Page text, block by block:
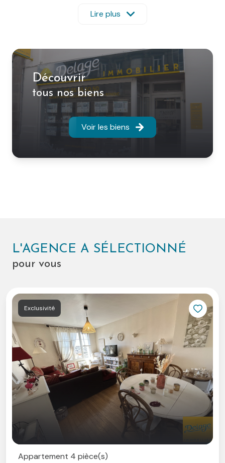
Découvrir
tous nos biens
Voir les biens
– Syndic de copropriétés
Venez découvrir nos annonces de ventes et de
locations à Limoges et ses alentours ; appartements
types studio, T1, T2, T3, T4, T5, meublés, résidences de
standing, pavillons, maisons de ville, maisons
bourgeoises, immeubles de rapport, terrains, locaux
commerciaux, bureaux, garages, parkings…
Vous souhaitez vendre, acheter ou louer votre bien,
faire gérer votre patrimoine immobilier, nous sommes
Vous bénéficierez de professionnels réactifs,
12h00 et de 14h00 à 19h00 et le samedi sur rendez-
vous.
A très vite.
Lire plus
L'AGENCE A SÉLECTIONNÉ
pour vous
Exclusivité
Appartement 4 pièce(s)